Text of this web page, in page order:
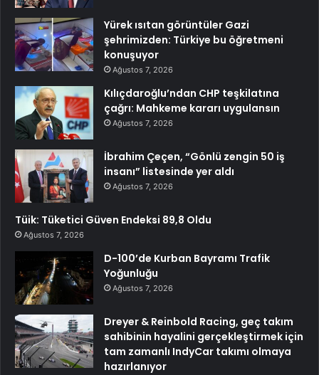
Yürek ısıtan görüntüler Gazi
şehrimizden: Türkiye bu öğretmeni
konuşuyor
Ağustos 7, 2026
Kılıçdaroğlu’ndan CHP teşkilatına
çağrı: Mahkeme kararı uygulansın
Ağustos 7, 2026
İbrahim Çeçen, “Gönlü zengin 50 iş
insanı” listesinde yer aldı
Ağustos 7, 2026
Tüik: Tüketici Güven Endeksi 89,8 Oldu
Ağustos 7, 2026
D-100’de Kurban Bayramı Trafik
Yoğunluğu
Ağustos 7, 2026
Dreyer & Reinbold Racing, geç takım
sahibinin hayalini gerçekleştirmek için
tam zamanlı IndyCar takımı olmaya
hazırlanıyor